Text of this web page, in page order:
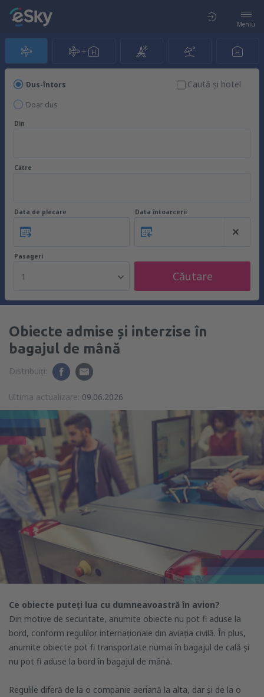
Meniu
Dus-întors
Doar dus
Caută şi hotel
Din
Către
Data de plecare Data întoarcerii
Pasageri
1 Căutare
Obiecte admise și interzise în
bagajul de mână
Distribuiți:
Ultima actualizare: 09.06.2026
Ce obiecte puteți lua cu dumneavoastră în avion?
Din motive de securitate, anumite obiecte nu pot fi aduse la
bord, conform regulilor internaționale din aviația civilă. În plus,
anumite obiecte pot fi transportate numai în bagajul de cală și
nu pot fi aduse la bord în bagajul de mână.
Regulile diferă de la o companie aeriană la alta, dar și de la o